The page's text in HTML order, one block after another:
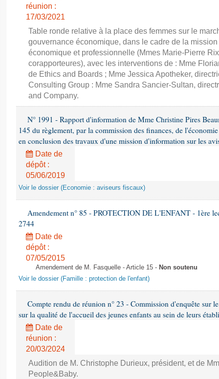
réunion :
17/03/2021
Table ronde relative à la place des femmes sur le
gouvernance économique, dans le cadre de la
économique et professionnelle (Mmes Marie-Pierre
corapporteures), avec les interventions de : Mme
de Ethics and Boards ; Mme Jessica Apotheker,
Consulting Group : Mme Sandra Sancier-Sultan,
and Company.
N° 1991 - Rapport d'information de Mme Christine Pires
145 du règlement, par la commission des finances, de
en conclusion des travaux d'une mission d'information sur les
Date de
dépôt :
05/06/2019
Voir le dossier (Economie : aviseurs fiscaux)
Amendement n° 85 - PROTECTION DE L'ENFANT - 1ère
2744
Date de
dépôt :
07/05/2015
Amendement de M. Fasquelle - Article 15 - Non soutenu
Voir le dossier (Famille : protection de l'enfant)
Compte rendu de réunion n° 23 - Commission d'enquête sur
sur la qualité de l'accueil des jeunes enfants au sein de leurs
Date de
réunion :
20/03/2024
Audition de M. Christophe Durieux, président, et de
People&Baby.